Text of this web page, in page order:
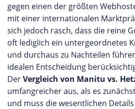
gegen einen der größten
mit einer internationalen
sich jedoch rasch, dass die reine
oft lediglich ein untergeordnetes
und durchaus zu Nachteilen
idealen Entscheidung
DerVergleich von Manitu vs.
umfangreicher aus, als es
und muss die wesentlichen